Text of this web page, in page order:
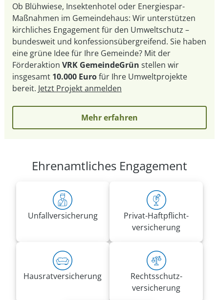
Ob Blühwiese, Insektenhotel oder Energiespar-
Maßnahmen im Gemeindehaus: Wir unterstützen
kirchliches Engagement für den Umweltschutz –
bundesweit und konfessionsübergreifend. Sie haben
eine grüne Idee für Ihre Gemeinde? Mit der
Förderaktion VRK GemeindeGrün stellen wir
insgesamt 10.000 Eurofür Ihre Umweltprojekte
bereit. Jetzt Projekt anmelden
Mehr erfahren
Ehrenamtliches Engagement
Unfall­versicherung
Privat-Haft­pflicht­
versicherung
Hausrat­versicherung
Rechts­schutz­
versicherung